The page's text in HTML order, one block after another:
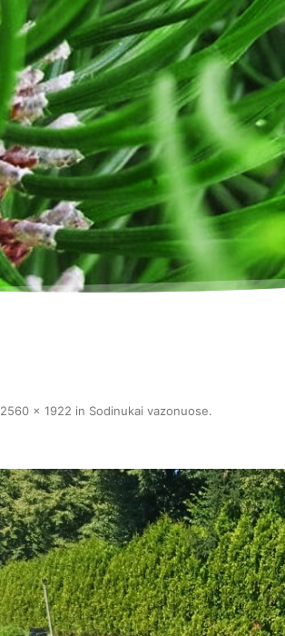
2560 × 1922 in Sodinukai vazonuose.